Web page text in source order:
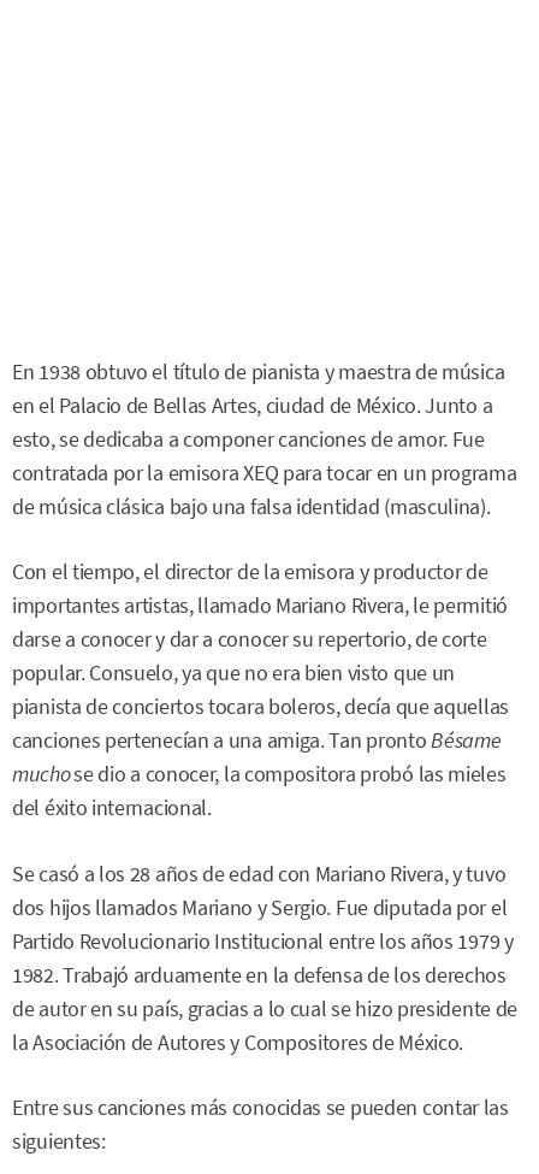
En 1938 obtuvo el título de pianista y maestra de música
en el Palacio de Bellas Artes, ciudad de México. Junto a
esto, se dedicaba a componer canciones de amor. Fue
contratada por la emisora XEQ para tocar en un programa
de música clásica bajo una falsa identidad (masculina).
Con el tiempo, el director de la emisora y productor de
importantes artistas, llamado Mariano Rivera, le permitió
darse a conocer y dar a conocer su repertorio, de corte
popular. Consuelo, ya que no era bien visto que un
pianista de conciertos tocara boleros, decía que aquellas
canciones pertenecían a una amiga. Tan prontoBésame
muchose dio a conocer, la compositora probó las mieles
del éxito internacional.
Se casó a los 28 años de edad con Mariano Rivera, y tuvo
dos hijos llamados Mariano y Sergio. Fue diputada por el
Partido Revolucionario Institucional entre los años 1979 y
1982. Trabajó arduamente en la defensa de los derechos
de autor en su país, gracias a lo cual se hizo presidente de
la Asociación de Autores y Compositores de México.
Entre sus canciones más conocidas se pueden contar las
siguientes: